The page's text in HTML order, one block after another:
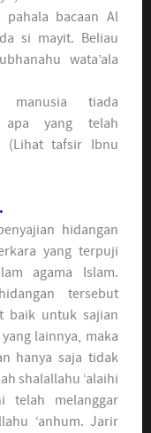
pahala bacaan Al
si mayit. Beliau
wata’ala
manusia tiada
apa yang telah
(Lihat tafsir Ibnu
hidangan
yang terpuji
agama Islam.
tersebut
baik untuk sajian
lainnya, maka
hanya saja tidak
shalallahu ‘alaihi
telah melanggar
‘anhum. Jarir